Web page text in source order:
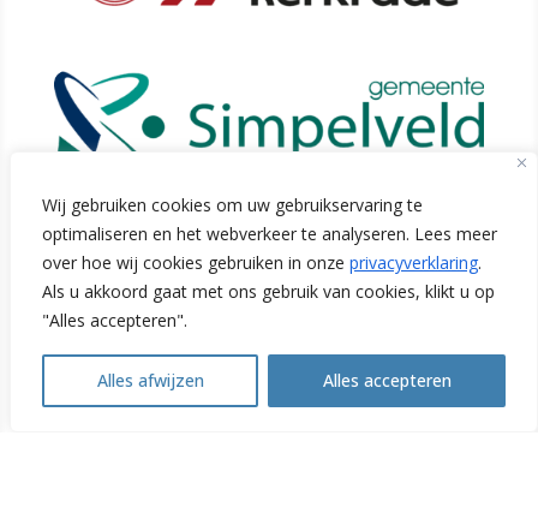
Wij gebruiken cookies om uw gebruikservaring te
optimaliseren en het webverkeer te analyseren. Lees meer
over hoe wij cookies gebruiken in onze privacyverklaring.
Als u akkoord gaat met ons gebruik van cookies, klikt u op
"Alles accepteren".
Alles afwijzen Alles accepteren
Open